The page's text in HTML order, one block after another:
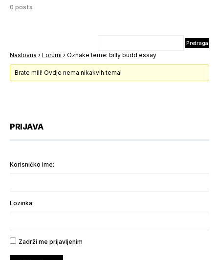
0 posts
Naslovna › Forumi › Oznake teme: billy budd essay
Brate mili! Ovdje nema nikakvih tema!
PRIJAVA
Korisničko ime:
Lozinka:
Zadrži me prijavljenim